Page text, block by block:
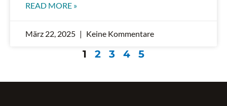
READ MORE »
März 22, 2025 Keine Kommentare
1 2 3 4 5